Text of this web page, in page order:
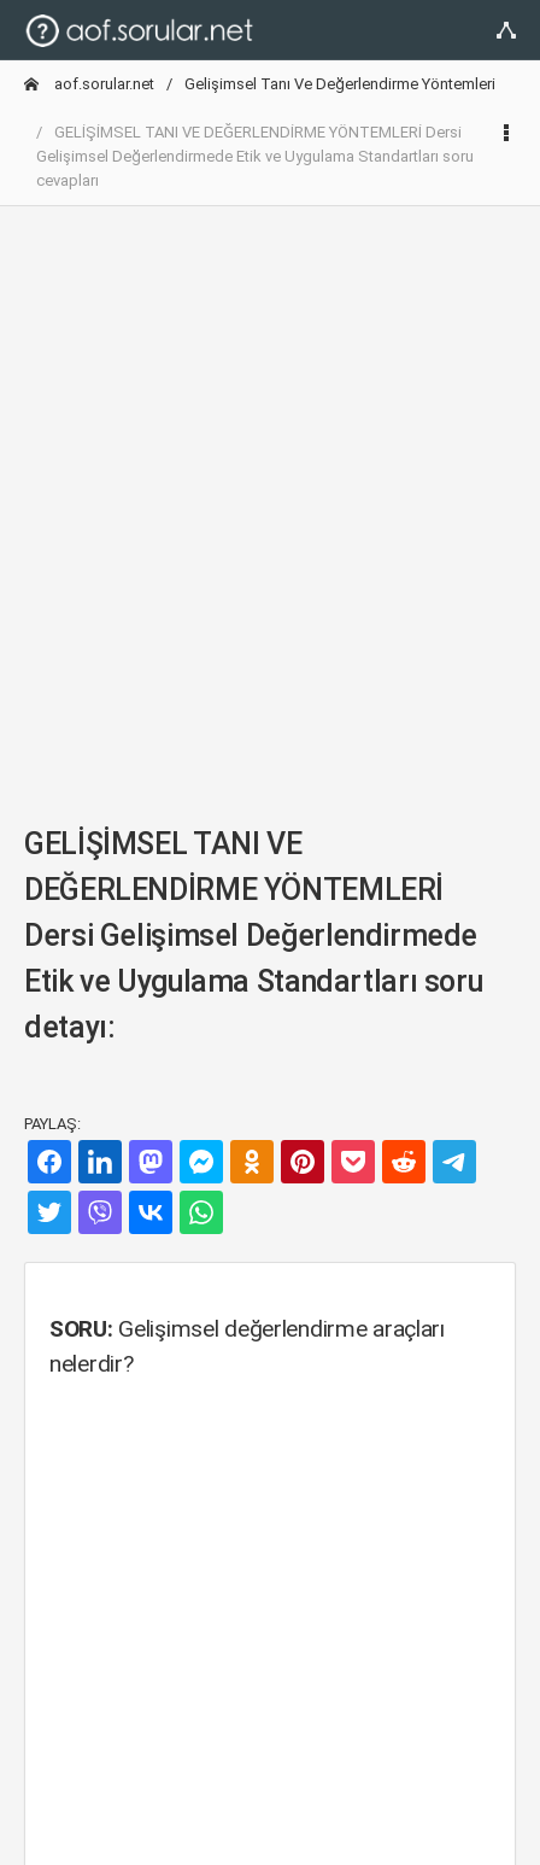
aof.sorular.net Gelişimsel Tanı Ve Değerlendirme Yöntemleri
GELİŞİMSEL TANI VE DEĞERLENDİRME YÖNTEMLERİ Dersi
Gelişimsel Değerlendirmede Etik ve Uygulama Standartları soru
cevapları
GELİŞİMSEL TANI VE
DEĞERLENDİRME YÖNTEMLERİ
Dersi Gelişimsel Değerlendirmede
Etik ve Uygulama Standartları soru
detayı:
PAYLAŞ:
SORU: Gelişimsel değerlendirme araçları
nelerdir?